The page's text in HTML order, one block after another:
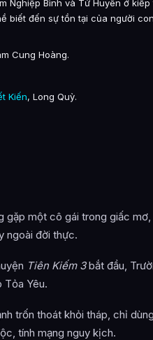
Nghiệp Bình và Tử Huyên ở
biết đến sự tồn tại của người
Cung Hoàng.
Kiến, Long Quỳ.
gặp một cô gái trong giấc
ngoài đời thực.
Tiên Kiếm 3bắt đầu,
Tỏa Yêu.
trốn thoát khỏi tháp, chỉ
tính mạng nguy kịch.